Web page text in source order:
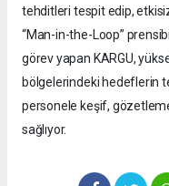
tehditleri tespit edip,
“Man-in-the-Loop”
görev yapan KARGU,
bölgelerindeki hedeflerin
personele keşif,
sağlıyor.